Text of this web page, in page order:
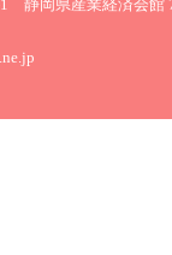
1 静岡県産業経済会館